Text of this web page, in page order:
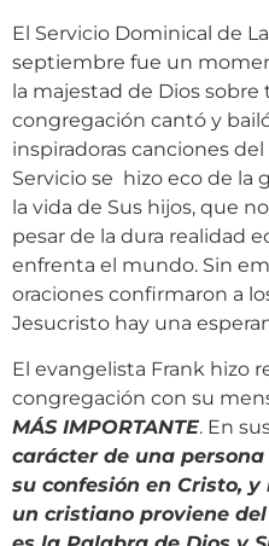
El Servicio Dominical de
septiembre fue un
la majestad de Dios sobre
congregación cantó y
inspiradoras canciones
Servicio se hizo eco de la
la vida de Sus hijos, que
pesar de la dura realidad
enfrenta el mundo. Sin
oraciones confirmaron a
Jesucristo hay una
El evangelista Frank hizo
congregación con su
MÁS IMPORTANTE. En
carácter de una
su confesión en Cristo,
un cristiano proviene